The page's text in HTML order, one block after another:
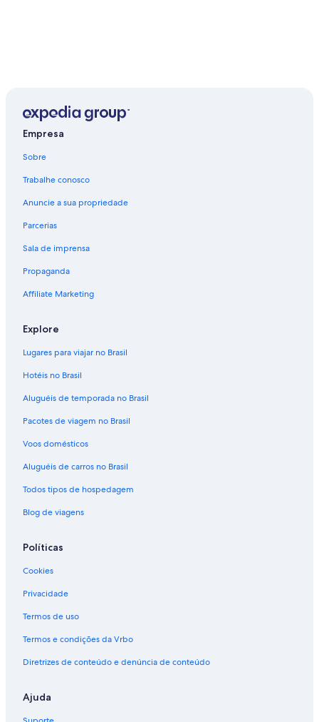
Empresa
Sobre
Trabalhe conosco
Anuncie a sua propriedade
Parcerias
Sala de imprensa
Propaganda
Affiliate Marketing
Explore
Lugares para viajar no Brasil
Hotéis no Brasil
Aluguéis de temporada no Brasil
Pacotes de viagem no Brasil
Voos domésticos
Aluguéis de carros no Brasil
Todos tipos de hospedagem
Blog de viagens
Políticas
Cookies
Privacidade
Termos de uso
Termos e condições da Vrbo
Diretrizes de conteúdo e denúncia de conteúdo
Ajuda